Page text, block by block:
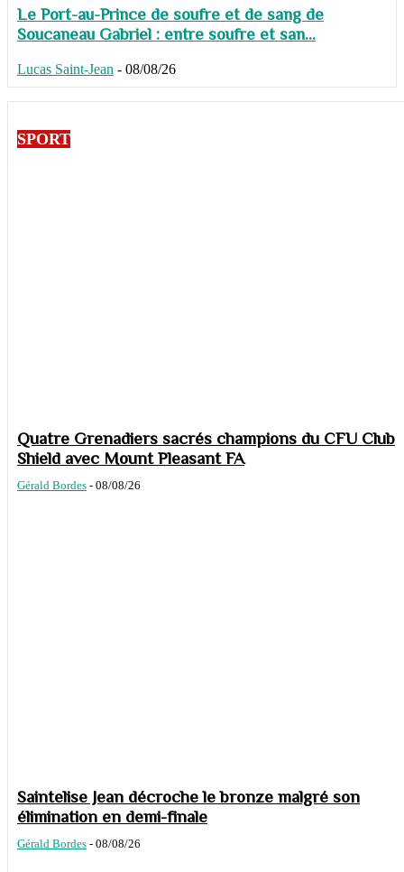
Le Port-au-Prince de soufre et de sang de
Soucaneau Gabriel : entre soufre et san...
Lucas Saint-Jean - 08/08/26
SPORT
Quatre Grenadiers sacrés champions du CFU Club
Shield avec Mount Pleasant FA
Gérald Bordes - 08/08/26
Saintelise Jean décroche le bronze malgré son
élimination en demi-finale
Gérald Bordes - 08/08/26